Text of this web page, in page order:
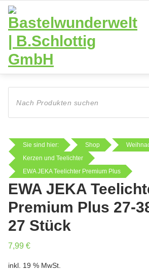
Zum
Inhalt
springen
Products
search
Sie sind hier: Shop
Kerzen und Teelichter
EWA JEKA Teelichter Premium Plus
EWA JEKA
Premium Plus 27-
27 Stück
7,99 €
inkl. 19 % MwSt.